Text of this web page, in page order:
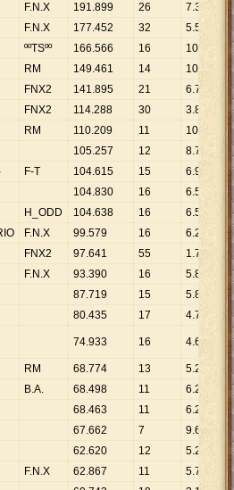
F.N.X 191.899 26 7.381
F.N.X 177.452 32 5.545
ººTSºº 166.566 16 10
RM 149.461 14 10 676
FNX2 141.895 21 6.757
FNX2 114.288 30 3.810
RM 110.209 11 10. 019
105.257 12 8.771
F-T 104.615 15 6.974
104.830 16 6.552
H_ODD 104.638 16 6.540
F.N.X 99.579 16 6.224
FNX2 97.641 55 1.775
F.N.X 93.390 16 5.837
87.719 15 5.848
80.435 17 4.731
74.933 16 4.683
RM 68.774 13 5.290
B.A. 68.498 11 6.227
68.463 11 6.224
67.662 7 9.666
62.620 12 5.218
F.N.X 62.867 11 5.715